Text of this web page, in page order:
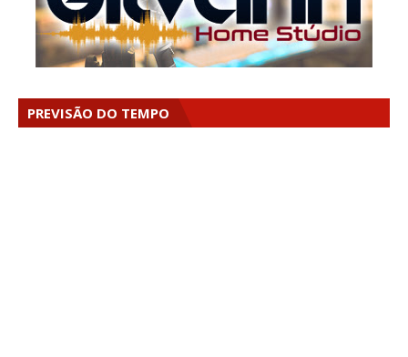
PREVISÃO DO TEMPO